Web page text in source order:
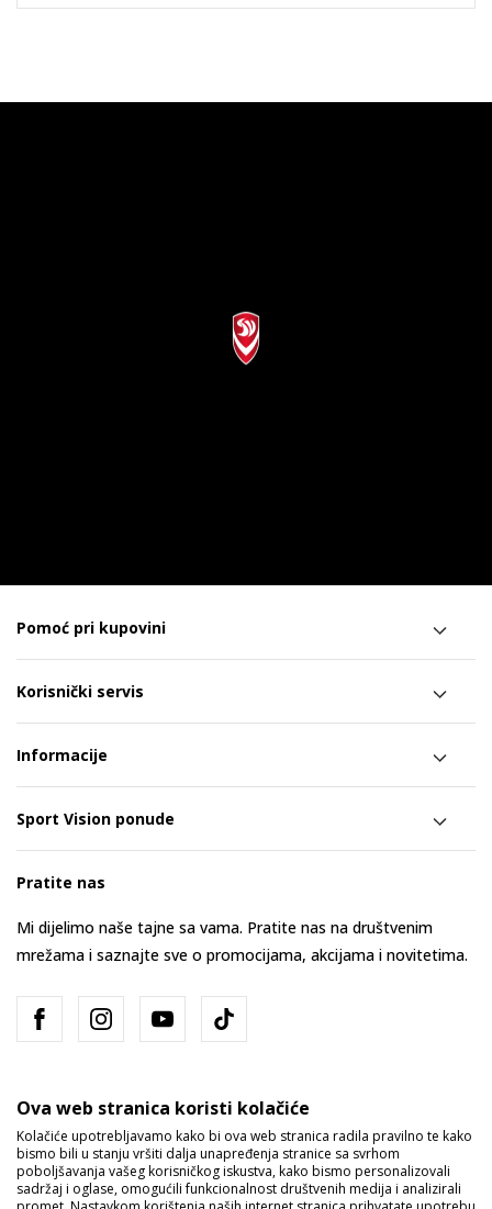
Pomoć pri kupovini
Korisnički servis
Informacije
Sport Vision ponude
Pratite nas
Mi dijelimo naše tajne sa vama. Pratite nas na društvenim
mrežama i saznajte sve o promocijama, akcijama i novitetima.
Bosna i Hercegovina Promijenite
Ova web stranica koristi kolačiće
Kolačiće upotrebljavamo kako bi ova web stranica radila pravilno te kako
bismo bili u stanju vršiti dalja unapređenja stranice sa svrhom
poboljšavanja vašeg korisničkog iskustva, kako bismo personalizovali
sadržaj i oglase, omogućili funkcionalnost društvenih medija i analizirali